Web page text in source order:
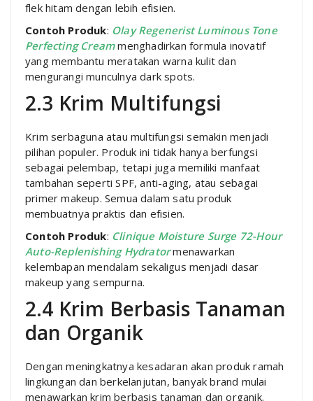
flek hitam dengan lebih efisien.
Contoh Produk: Olay Regenerist Luminous Tone
Perfecting Creammenghadirkan formula inovatif
yang membantu meratakan warna kulit dan
mengurangi munculnya dark spots.
2.3 Krim Multifungsi
Krim serbaguna atau multifungsi semakin menjadi
pilihan populer. Produk ini tidak hanya berfungsi
sebagai pelembap, tetapi juga memiliki manfaat
tambahan seperti SPF, anti-aging, atau sebagai
primer makeup. Semua dalam satu produk
membuatnya praktis dan efisien.
Contoh Produk: Clinique Moisture Surge 72-Hour
Auto-Replenishing Hydratormenawarkan
kelembapan mendalam sekaligus menjadi dasar
makeup yang sempurna.
2.4 Krim Berbasis Tanaman
dan Organik
Dengan meningkatnya kesadaran akan produk ramah
lingkungan dan berkelanjutan, banyak brand mulai
menawarkan krim berbasis tanaman dan organik.